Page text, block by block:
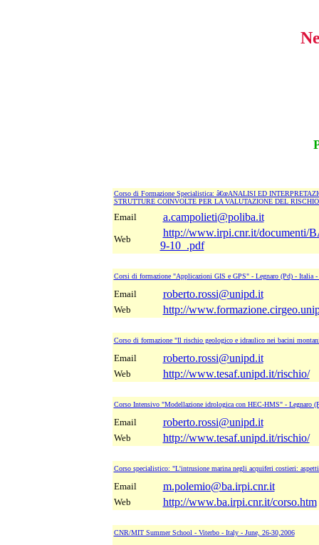
Corso di Formazione Specialistica: â€œANALISI ED
STRUTTURE COINVOLTE PER LA VALUTAZIONE DEL
Email a.campolieti@poliba.it
Web
http://www.irpi.cnr.it/documenti/
9-10_.pdf
Corsi di formazione "Applicazioni GIS e GPS" - Legnaro (Pd) - Italia
Email roberto.rossi@unipd.it
Web http://
Corso di formazione "Il rischio geologico e idraulico nei bacini
Email roberto.rossi@unipd.it
Web http://www.tesaf.unipd.it/rischio/
Corso Intensivo "Modellazione idrologica con HEC-HMS" - Legnaro
Email roberto.rossi@unipd.it
Web http://www.tesaf.unipd.it/rischio/
Corso specialistico: "L'intrusione marina negli acquiferi costieri:
Email m.polemio@ba.irpi.cnr.it
Web http://www.ba.irpi.cnr.it/corso.htm
CNR/MIT Summer School - Viterbo - Italy - June, 26-30,2006